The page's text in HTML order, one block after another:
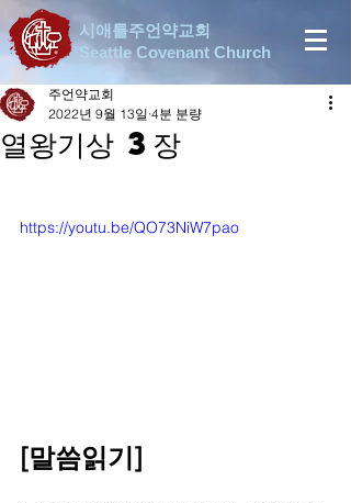
시애틀주언약교회
Seattle Covenant Church
열왕기상 3장
주언약교회
2022년 9월 13일 4분 분량
https://youtu.be/QO73NiW7pao
[말씀읽기]